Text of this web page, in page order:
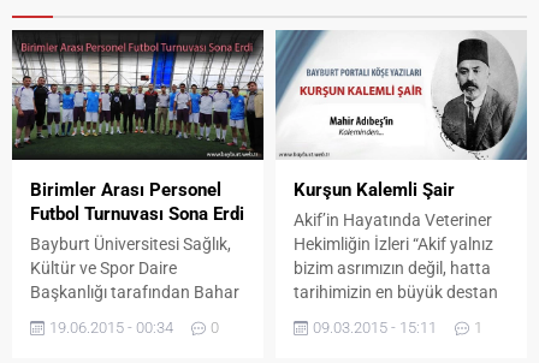
Birimler Arası Personel
Futbol Turnuvası Sona Erdi
Bayburt Üniversitesi Sağlık,
Kültür ve Spor Daire
Başkanlığı tarafından Bahar
düzenlenen birimler arası
19.06.2015 - 00:34 0
Kurşun Kalemli Şair
Akif’in Hayatında Veteriner
Hekimliğin İzleri “Akif yalnız
bizim asrımızın değil, hatta
tarihimizin en büyük destan
Şahâbeddin. Onun kalbi katı
09.03.2015 - 15:11 1